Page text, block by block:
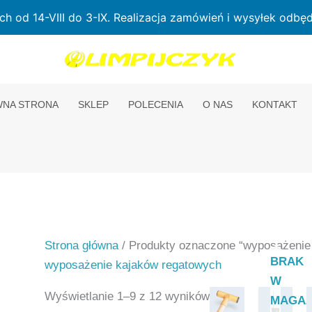
od 14-VIII do 3-IX. Realizacja zamówień i wysyłek
STRONA SKLEP POLECENIA O NAS KONTAKT
Strona główna/ Produkty oznaczone
wyposażenie kajaków regatowych
Wyświetlanie 1–9 z 12 wyników
BRAK
W